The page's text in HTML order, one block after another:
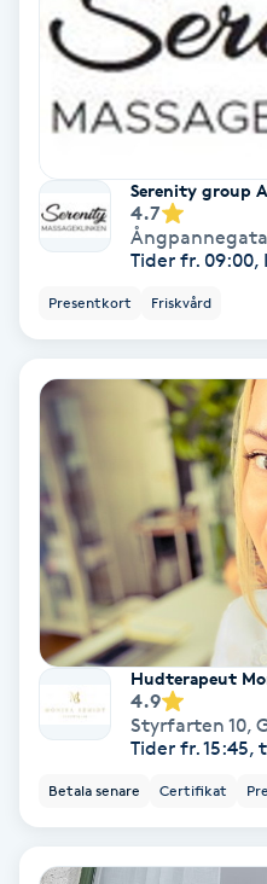
Läpptatuering
Makeup
Manikyr & Pedikyr
Massage
Medicinsk massage
Meditation
Medium
Megavolymfransar
Melasma
Serenity group
4.7
Tider fr. 09:00,
Presentkort Friskvård
Hudterapeut
4.9
Styrfarten 10,
Tider fr. 15:45,
Betala senare Certifikat